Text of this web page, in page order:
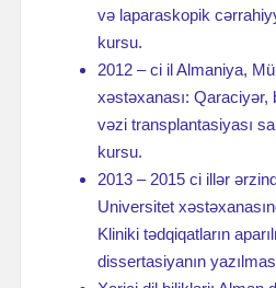
və laparaskopik
kursu.
2012 – ci il Almaniya,
xəstəxanası: Qaraciyər,
vəzi transplantasiyası
kursu.
2013 – 2015 ci illər
Universitet
Kliniki tədqiqatların
dissertasiyanın